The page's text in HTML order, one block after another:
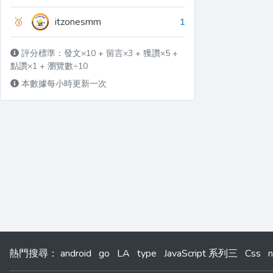
🥉 itzonesmm 1
評分標準：發文×10 + 留言×3 + 獲讚×5 +
點讚×1 + 瀏覽數÷10
本數據每小時更新一次
熱門搜尋 ： android go LA type JavaScript 系列三 Css